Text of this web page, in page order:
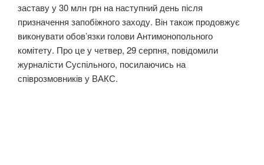
заставу у 30 млн грн на наступний день після
призначення запобіжного заходу. Він також продовжує
виконувати обов’язки голови Антимонопольного
комітету. Про це у четвер, 29 серпня, повідомили
журналісти Суспільного, посилаючись на
співрозмовників у ВАКС.